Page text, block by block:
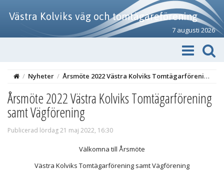
Västra Kolviks väg och tomtägareförening
7 augusti 2026
/ Nyheter / Årsmöte 2022 Västra Kolviks Tomtägarförening samt Vägförening
Årsmöte 2022 Västra Kolviks Tomtägarförening
samt Vägförening
Publicerad lördag 21 maj 2022, 16:30
Välkomna till Årsmöte
Västra Kolviks Tomtägarförening samt Vägförening